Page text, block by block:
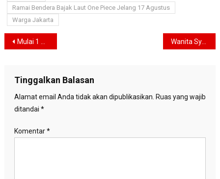
Ramai Bendera Bajak Laut One Piece Jelang 17 Agustus
Warga Jakarta
Navigasi
Mulai 1 Agustus, Pemerintah Berlakukan Aturan Baru Pajak Kripto: PPN Dihapus, PPh Naik Wanita Syarikat Islam Lantik Pengurus Baru di Jakarta, Siap Perkuat Ketahanan Keluarga dan Ekonomi Umat
Tinggalkan Balasan
Alamat email Anda tidak akan dipublikasikan. Ruas yang wajib
ditandai *
Komentar*